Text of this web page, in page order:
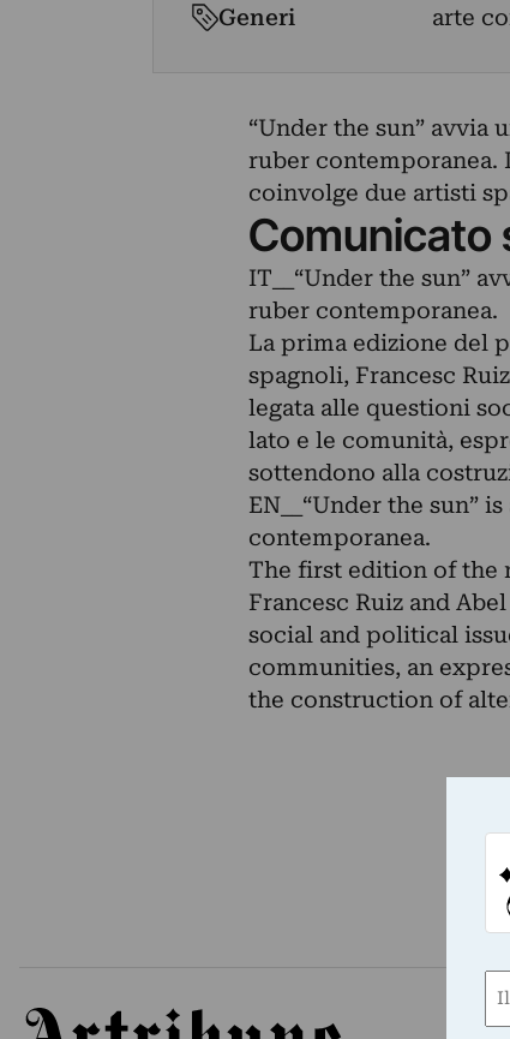
Generi arte
“Under the sun” avvia
ruber contemporanea.
coinvolge due artisti
Comunicato
IT__“Under the sun”
ruber contemporanea.
La prima edizione del
spagnoli, Francesc
legata alle questioni
lato e le comunità,
sottendono alla
EN__“Under the sun”
contemporanea.
The first edition of the
Francesc Ruiz and
social and political
communities, an
the construction of
Artribune